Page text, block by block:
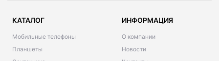
КАТАЛОГ
Мобильные телефоны
Планшеты
ИНФОРМАЦИЯ
О компании
Новости